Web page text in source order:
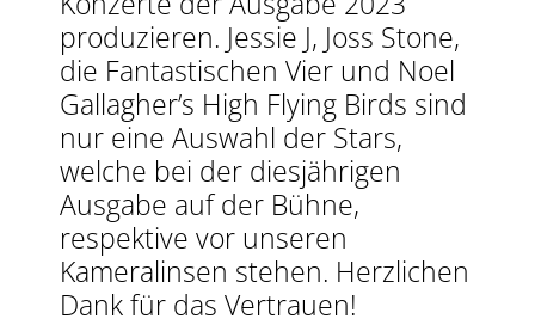
produzieren. Jessie J, Joss Stone,
die Fantastischen Vier und Noel
Gallagher’s High Flying Birds sind
nur eine Auswahl der Stars,
welche bei der diesjährigen
Ausgabe auf der Bühne,
respektive vor unseren
Kameralinsen stehen. Herzlichen
Dank für das Vertrauen!